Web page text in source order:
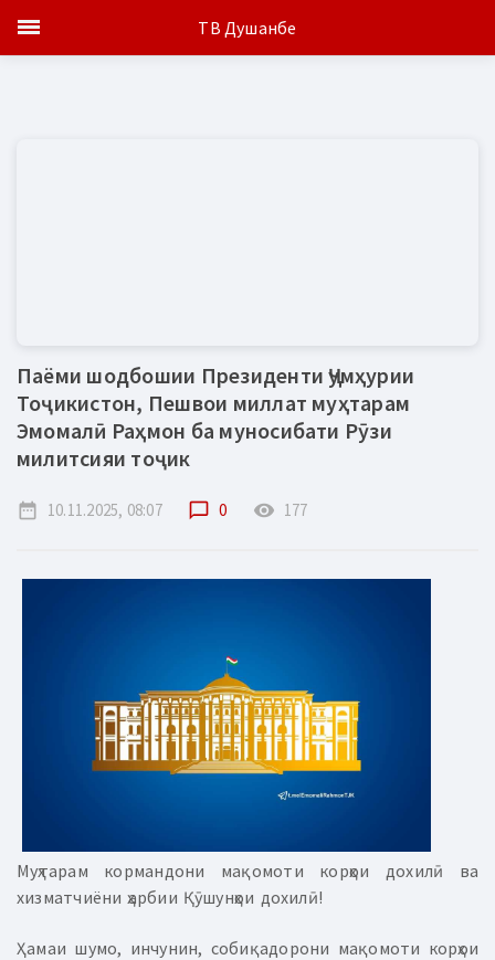
Паёми шодбошии Президенти Ҷумҳурии
Тоҷикистон, Пешвои миллат муҳтарам
Эмомалӣ Раҳмон ба муносибати Рӯзи
милитсияи тоҷик
date_range 10.11.2025, 08:07 chat_bubble_outline 0 remove_red_eye 177
Муҳтарам кормандони мақомоти корҳои дохилӣ ва
хизматчиёни ҳарбии Қӯшунҳои дохилӣ!
Ҳамаи шумо, инчунин, собиқадорони мақомоти корҳои
ТВ Душанбе